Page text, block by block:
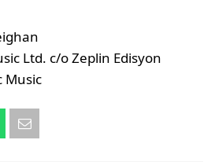
Ltd. c/o Zeplin Edisyon
Music